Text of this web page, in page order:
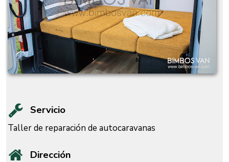
Servicio
Taller de reparación de autocaravanas
Dirección